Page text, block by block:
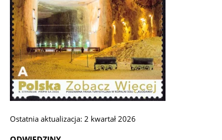
Ostatnia aktualizacja: 2 kwartał 2026